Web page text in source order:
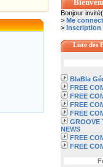
Bonjour
> Me
> Inscription
Liste des
BlaBla
FREE
FREE
FREE
FREE
GROOVE
NEWS
FREE
FREE